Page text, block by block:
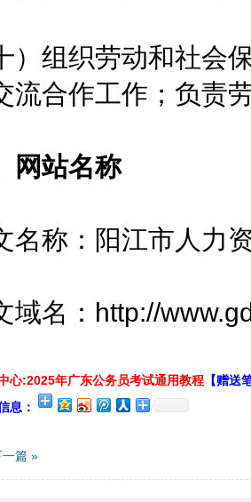
组织劳动和社会保
流合作工作；负责
网站名称
称：阳江市人力资
名：http://
心:2025年广东公务员考试通用教程 【赠送
息：
一篇 »